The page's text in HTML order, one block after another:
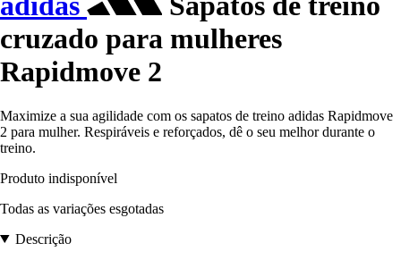
cruzado para mulheres
Rapidmove 2
Maximize a sua agilidade com os sapatos de treino adidas Rapidmove
2 para mulher. Respiráveis e reforçados, dê o seu melhor durante o
treino.
Produto indisponível
Todas as variações esgotadas
Descrição